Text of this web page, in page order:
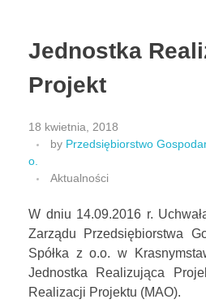
Jednostka
Projekt
18 kwietnia, 2018
by Przedsiębiorstwo
o.
Aktualności
W dniu 14.09.2016 r.
Zarządu Przedsiębiorstwa
Spółka z o.o. w
Jednostka Realizująca
Realizacji Projektu (MAO).